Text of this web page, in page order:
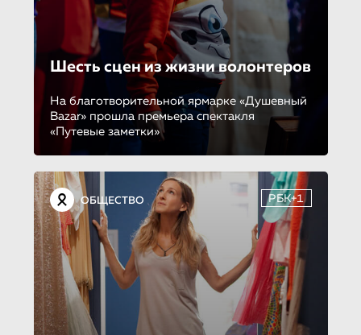
Шесть сцен из жизни волонтеров
На благотворительной ярмарке «Душевный
Bazar» прошла премьера спектакля
«Путевые заметки»
ОБЩЕСТВО РБК+1